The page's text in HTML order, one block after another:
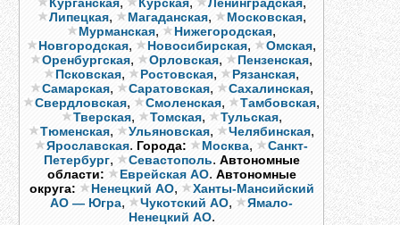
Курганская Курская Ленинградская
Липецкая, Магаданская, Московская,
Мурманская, Нижегородская,
Новгородская, Новосибирская, Омская,
Оренбургская, Орловская, Пензенская,
Псковская, Ростовская, Рязанская,
Самарская, Саратовская, Сахалинская,
Свердловская, Смоленская, Тамбовская,
Тверская, Томская, Тульская,
Тюменская, Ульяновская, Челябинская,
Ярославская. Города: Москва,
Санкт-
Петербург, Севастополь. Автономные
области:
Еврейская АО. Автономные
округа:
Ненецкий АО,
Ханты-Мансийский
АО — Югра, Чукотский АО,
Ямало-
Ненецкий АО.